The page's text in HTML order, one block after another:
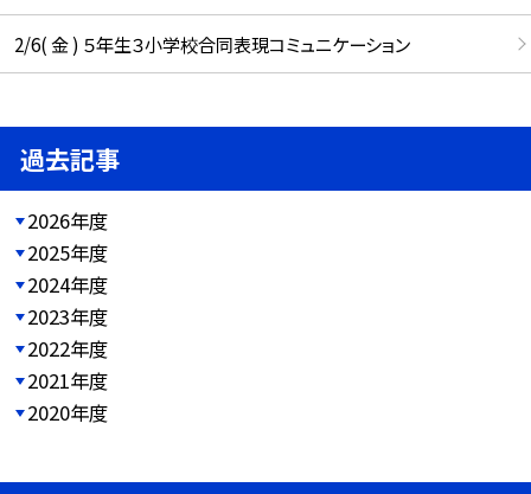
2/6( 金 ) ５年生３小学校合同表現コミュニケーション
過去記事
2026年度
2025年度
2024年度
2023年度
2022年度
2021年度
2020年度